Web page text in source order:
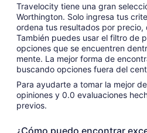
Travelocity tiene una gran
Worthington. Solo ingresa tus
ordena tus resultados por precio,
También puedes usar el filtro de
opciones que se encuentren
mente. La mejor forma de
buscando opciones fuera del
Para ayudarte a tomar la mejor
opiniones y 0.0 evaluaciones
previos.
¿Cómo puedo encontrar